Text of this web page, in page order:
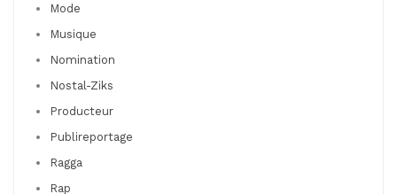
Mode
Musique
Nomination
Nostal-Ziks
Producteur
Publireportage
Ragga
Rap